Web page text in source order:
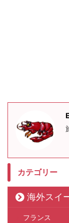
カテゴリー
海外スイ
フランス